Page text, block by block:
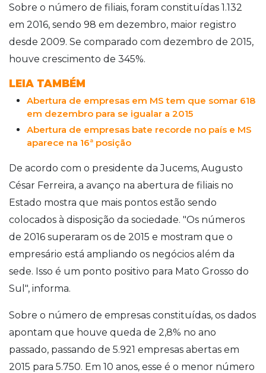
Sobre o número de filiais, foram constituídas 1.132
em 2016, sendo 98 em dezembro, maior registro
desde 2009. Se comparado com dezembro de 2015,
houve crescimento de 345%.
LEIA TAMBÉM
Abertura de empresas em MS tem que somar 618
em dezembro para se igualar a 2015
Abertura de empresas bate recorde no país e MS
aparece na 16ª posição
De acordo com o presidente da Jucems, Augusto
César Ferreira, a avanço na abertura de filiais no
Estado mostra que mais pontos estão sendo
colocados à disposição da sociedade. "Os números
de 2016 superaram os de 2015 e mostram que o
empresário está ampliando os negócios além da
sede. Isso é um ponto positivo para Mato Grosso do
Sul", informa.
Sobre o número de empresas constituídas, os dados
apontam que houve queda de 2,8% no ano
passado, passando de 5.921 empresas abertas em
2015 para 5.750. Em 10 anos, esse é o menor número